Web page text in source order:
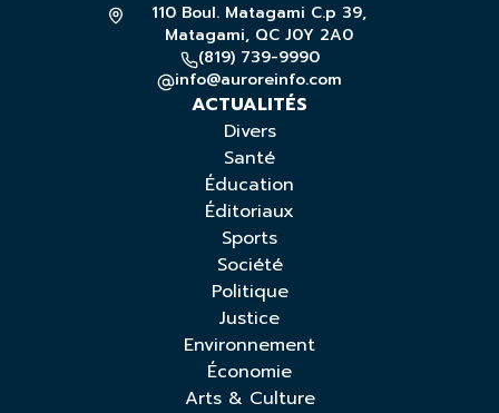
110 Boul. Matagami C.p 39,
Matagami, QC J0Y 2A0
(819) 739-9990
info@auroreinfo.com
ACTUALITÉS
Divers
Santé
Éducation
Éditoriaux
Sports
Société
Politique
Justice
Environnement
Économie
Arts & Culture